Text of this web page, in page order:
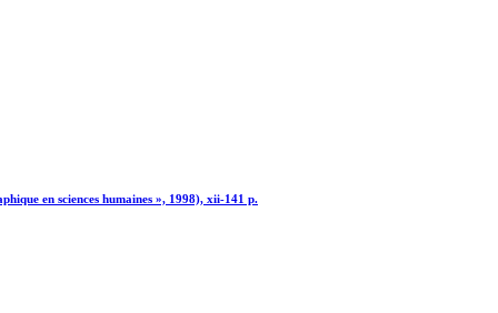
en sciences humaines », 1998), xii-141 p.